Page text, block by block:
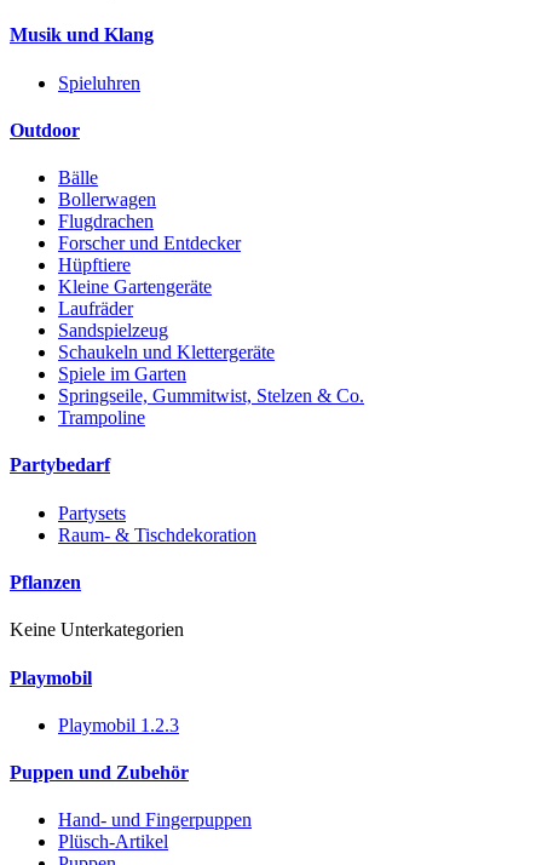
Musik und Klang
Spieluhren
Outdoor
Bälle
Bollerwagen
Flugdrachen
Forscher und Entdecker
Hüpftiere
Kleine Gartengeräte
Laufräder
Sandspielzeug
Schaukeln und Klettergeräte
Spiele im Garten
Springseile, Gummitwist, Stelzen & Co.
Trampoline
Partybedarf
Partysets
Raum- & Tischdekoration
Pflanzen
Keine Unterkategorien
Playmobil
Playmobil 1.2.3
Puppen und Zubehör
Hand- und Fingerpuppen
Plüsch-Artikel